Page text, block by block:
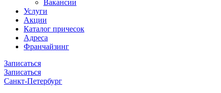
Вакансии
Услуги
Акции
Каталог причесок
Адреса
Франчайзинг
Записаться
Записаться
Санкт-Петербург